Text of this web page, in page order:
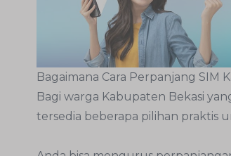
Bagaimana Cara Perpanjang SIM
Bagi warga Kabupaten Bekasi
tersedia beberapa pilihan praktis